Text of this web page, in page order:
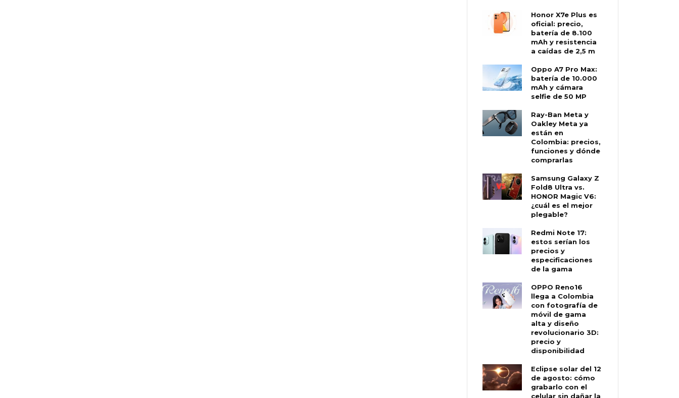
Honor X7e Plus es
oficial: precio,
batería de 8.100
mAh y resistencia
a caídas de 2,5 m
Oppo A7 Pro Max:
batería de 10.000
mAh y cámara
selfie de 50 MP
Ray-Ban Meta y
Oakley Meta ya
están en
Colombia: precios,
funciones y dónde
comprarlas
Samsung Galaxy Z
Fold8 Ultra vs.
HONOR Magic V6:
¿cuál es el mejor
plegable?
Redmi Note 17:
estos serían los
precios y
especificaciones
de la gama
OPPO Reno16
llega a Colombia
con fotografía de
móvil de gama
alta y diseño
revolucionario 3D:
precio y
disponibilidad
Eclipse solar del 12
de agosto: cómo
grabarlo con el
celular sin dañar la